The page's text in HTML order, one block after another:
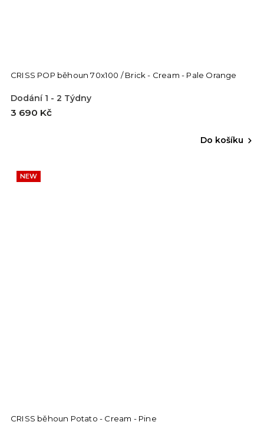
CRISS POP běhoun 70x100 / Brick - Cream - Pale Orange
Dodání 1 - 2 Týdny
3 690 Kč
Do košíku
NEW
CRISS běhoun Potato - Cream - Pine